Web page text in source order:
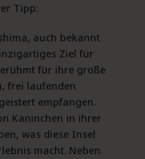
Tipp:
auch bekannt
Ziel für
für ihre große
frei laufenden
empfangen.
Kaninchen in ihrer
was diese Insel
macht. Neben